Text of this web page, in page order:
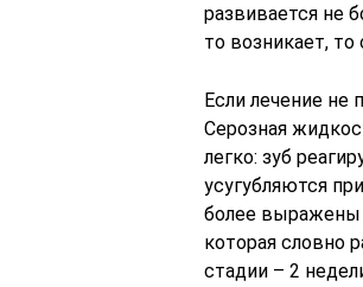
развивается не
то возникает, то
Если лечение не
Серозная
легко: зуб
усугубляются
более выражены
которая словно
стадии – 2